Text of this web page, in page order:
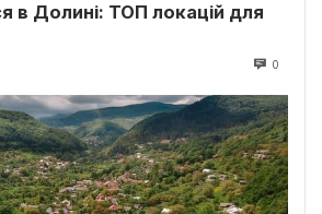
в Долині: ТОП локацій для
0